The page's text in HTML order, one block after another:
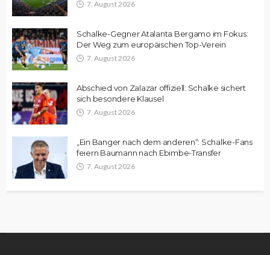
7. August 2026
Schalke-Gegner Atalanta Bergamo im Fokus:
Der Weg zum europäischen Top-Verein
7. August 2026
Abschied von Zalazar offiziell: Schalke sichert
sich besondere Klausel
7. August 2026
„Ein Banger nach dem anderen“: Schalke-Fans
feiern Baumann nach Ebimbe-Transfer
7. August 2026